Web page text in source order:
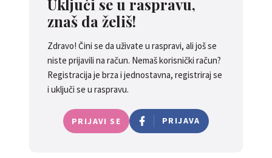
smisla kad kuzi da sam ja to
stavila..luka je jako cesto siso i
pogrijesila jer sam ga naucila
da za svaku utjehu dobije sisu
lakse mi je sad kad dode i
pomazimo se i popricamo a
vidim da i njemu to bolje pase
Uključi se u raspravu,
znaš da želiš!
Zdravo! Čini se da uživate u raspravi, ali još se
niste prijavili na račun. Nemaš korisnički račun?
Registracija je brza i jednostavna, registriraj se
i uključi se u raspravu.
PRIJAVI SE PRIJAVA